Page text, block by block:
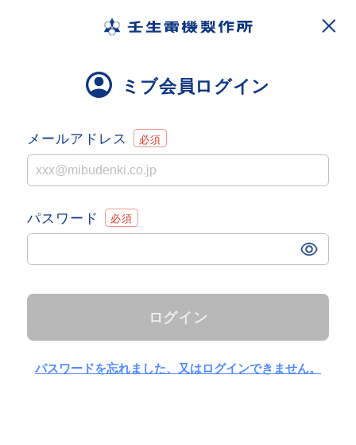
ミブ会員ログイン
メールアドレス
パスワード
ログイン
パスワードを忘れました、又はログインできません。